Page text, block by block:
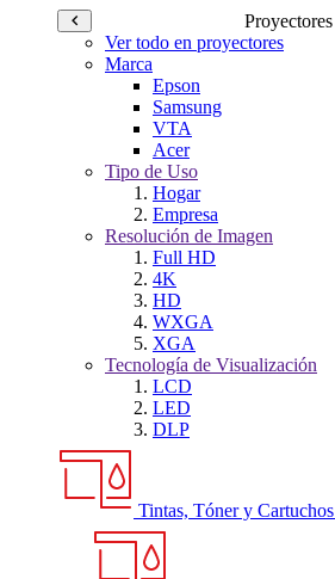
Proyectores
Ver todo en proyectores
Marca
Epson
Samsung
VTA
Acer
Tipo de Uso
Hogar
Empresa
Resolución de Imagen
Full HD
4K
HD
WXGA
XGA
Tecnología de Visualización
LCD
LED
DLP
Tintas, Tóner y Cartuchos